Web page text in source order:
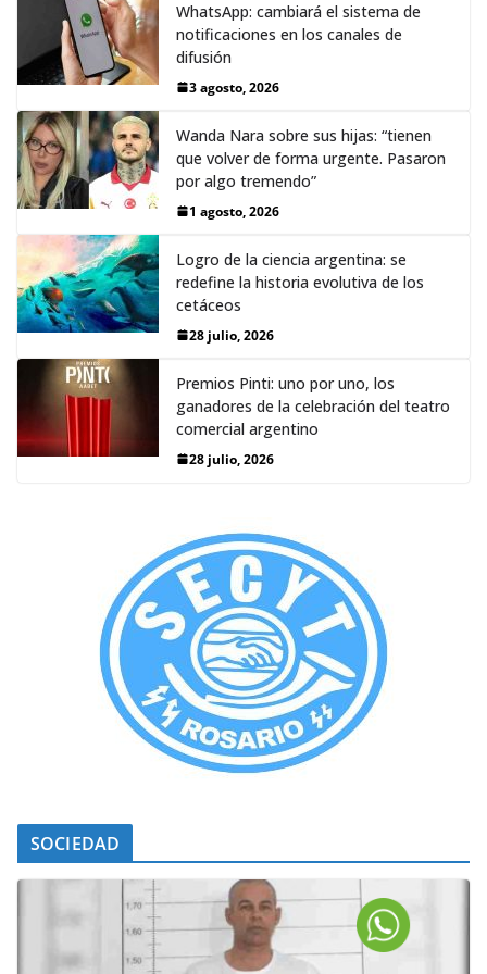
WhatsApp: cambiará el sistema de
notificaciones en los canales de
difusión
3 agosto, 2026
Wanda Nara sobre sus hijas: “tienen
que volver de forma urgente. Pasaron
por algo tremendo”
1 agosto, 2026
Logro de la ciencia argentina: se
redefine la historia evolutiva de los
cetáceos
28 julio, 2026
Premios Pinti: uno por uno, los
ganadores de la celebración del teatro
comercial argentino
28 julio, 2026
SOCIEDAD